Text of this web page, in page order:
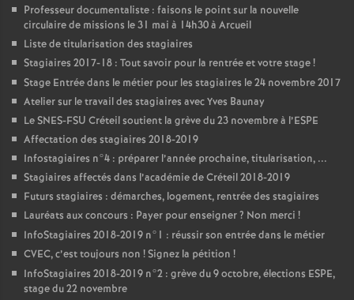
Professeur documentaliste : faisons le point sur la nouvelle
circulaire de missions le 31 mai à 14h30 à Arcueil
Liste de titularisation des stagiaires
Stagiaires 2017-18 : Tout savoir pour la rentrée et votre stage!
Stage Entrée dans le métier pour les stagiaires le 24 novembre 2017
Atelier sur le travail des stagiaires avec Yves Baunay
LeSNES-FSU Créteil soutient la grève du 23 novembre à l’ESPE
Affectation des stagiaires 2018-2019
Infostagiaires n°4 : préparer l’année prochaine, titularisation, ...
Stagiaires affectés dans l’académie de Créteil 2018-2019
Futurs stagiaires : démarches, logement, rentrée des stagiaires
Lauréats aux concours : Payer pour enseigner? Non merci !
InfoStagiaires 2018-2019 n°1 : réussir son entrée dans le métier
CVEC, c’est toujours non ! Signez la pétition !
InfoStagiaires 2018-2019 n°2 : grève du 9 octobre, élections ESPE,
stage du 22 novembre